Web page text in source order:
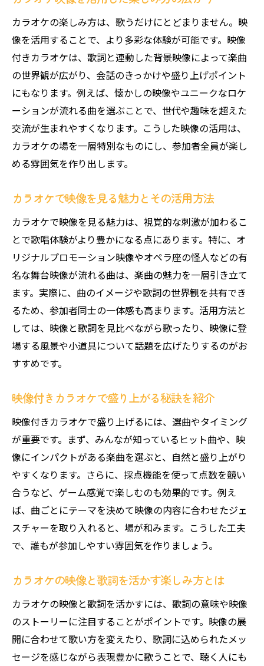
清潔な環境でカラオケを満喫するポイント
カラオケ利用時の安全対策と心得を解説
グループでカラオケを楽しむための工夫
カラオケ上演でリラックスする心構えとは
みんなが笑顔になるカラオケの楽しみ方
カラオケの楽しみ方は、歌うだけにとどまりません。映
像を活用することで、より多彩な体験が可能です。映像
付きカラオケは、歌詞と連動した背景映像によって楽曲
の世界観が広がり、会話のきっかけや盛り上げポイント
にもなります。例えば、懐かしの映像やユニークなロケ
ーションが流れる曲を選ぶことで、世代や趣味を超えた
交流が生まれやすくなります。こうした映像の活用は、
カラオケの場を一層特別なものにし、参加者全員が楽し
める雰囲気を作り出します。
カラオケで映像を見る魅力とその活用方法
カラオケで映像を見る魅力は、視覚的な刺激が加わるこ
とで歌唱体験がより豊かになる点にあります。特に、オ
リジナルプロモーション映像やオペラ座の怪人などの有
名な舞台映像が流れる曲は、楽曲の魅力を一層引き立て
ます。実際に、曲のイメージや歌詞の世界観を共有でき
るため、参加者同士の一体感も高まります。活用方法と
しては、映像と歌詞を見比べながら歌ったり、映像に登
場する風景や小道具について話題を広げたりするのがお
すすめです。
映像付きカラオケで盛り上がる秘訣を紹介
映像付きカラオケで盛り上げるには、選曲やタイミング
が重要です。まず、みんなが知っているヒット曲や、映
像にインパクトがある楽曲を選ぶと、自然と盛り上がり
やすくなります。さらに、採点機能を使って点数を競い
合うなど、ゲーム感覚で楽しむのも効果的です。例え
ば、曲ごとにテーマを決めて映像の内容に合わせたジェ
スチャーを取り入れると、場が和みます。こうした工夫
で、誰もが参加しやすい雰囲気を作りましょう。
カラオケの映像と歌詞を活かす楽しみ方とは
カラオケの映像と歌詞を活かすには、歌詞の意味や映像
のストーリーに注目することがポイントです。映像の展
開に合わせて歌い方を変えたり、歌詞に込められたメッ
セージを感じながら表現豊かに歌うことで、聴く人にも